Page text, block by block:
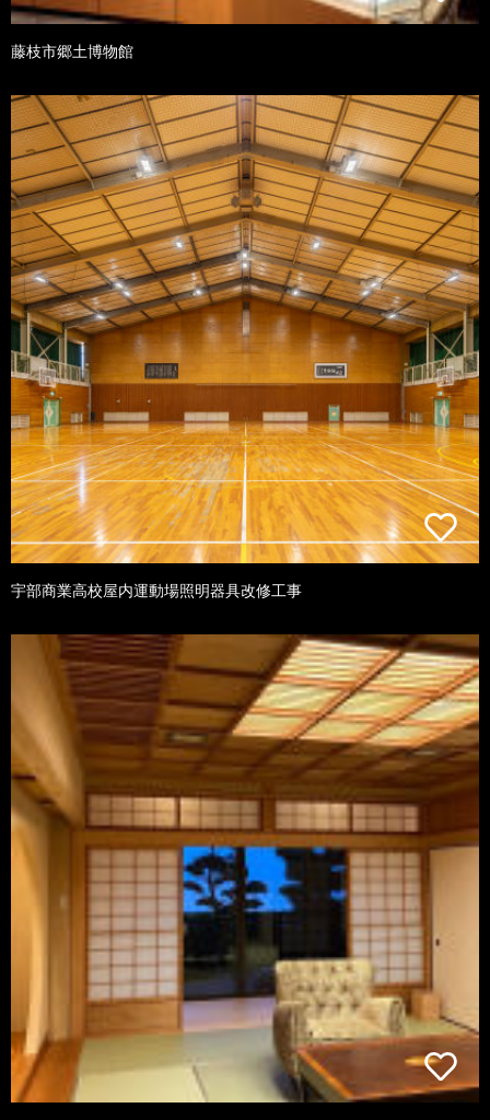
藤枝市郷土博物館
宇部商業高校屋内運動場照明器具改修工事